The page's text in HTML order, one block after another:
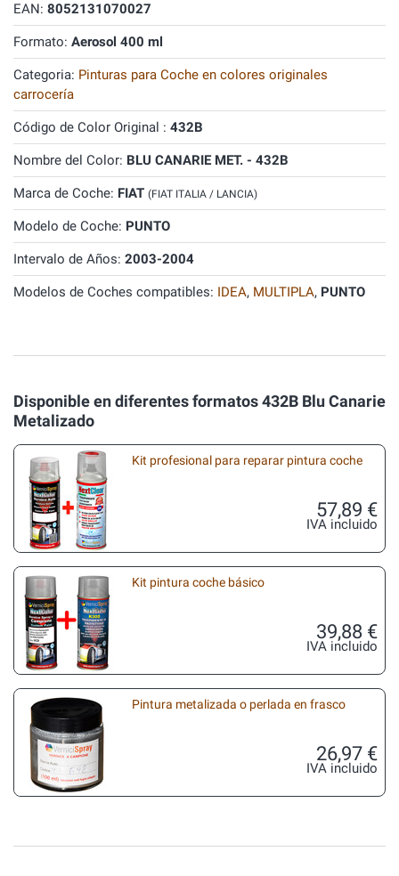
EAN: 8052131070027
Formato: Aerosol 400 ml
Categoria: Pinturas para Coche en colores originales
carrocería
Código de Color Original : 432B
Nombre del Color: BLU CANARIE MET. - 432B
Marca de Coche: FIAT (FIAT ITALIA / LANCIA)
Modelo de Coche: PUNTO
Intervalo de Años: 2003-2004
Modelos de Coches compatibles: IDEA, MULTIPLA, PUNTO
Disponible en diferentes formatos 432B Blu Canarie
Metalizado
Kit profesional para reparar pintura coche
57,89 €
IVA incluido
Kit pintura coche básico
39,88 €
IVA incluido
Pintura metalizada o perlada en frasco
26,97 €
IVA incluido